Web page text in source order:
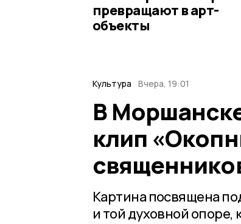
превращают в арт-
объекты
Культура Вчера, 19:01
В
клип
Картина посвящена
и той духовной